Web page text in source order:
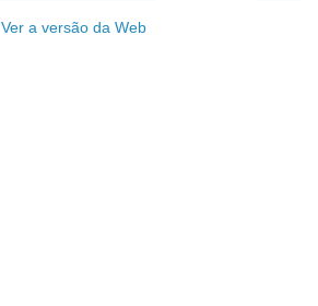
Ver a versão da Web